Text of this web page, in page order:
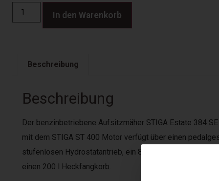
In den Warenkorb
Beschreibung
Beschreibung
Der benzinbetriebene Aufsitzmäher STIGA Estate 384
mit dem STIGA ST 400 Motor verfügt über einen
stufenlosen Hydrostatantrieb, ein 84 cm breites 2-
einen 200 l Heckfangkorb.